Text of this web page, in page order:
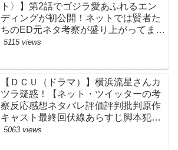
ト〉】第2話でゴジラ愛あふれるエン
ディングが初公開！ネットでは賢者た
ちのED元ネタ考察が盛り上がってま
す！モスラやメカゴジラ（機龍）も登
5115 views
【ＤＣＵ（ドラマ）】横浜流星さんカ
ツラ疑惑！【ネット・ツイッターの考
察反応感想ネタバレ評価評判批判原作
キャスト最終回伏線あらすじ脚本犯人
黒幕まとめ・着飾る恋には理由があっ
5063 views